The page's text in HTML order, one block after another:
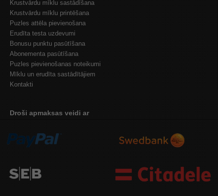
Krustvārdu mīklu sastādīšana
Krustvārdu mīklu printēšana
Puzles attēla pievienošana
Erudīta testa uzdevumi
Bonusu punktu pasūtīšana
Abonementa pasūtīšana
Puzles pievienošanas noteikumi
Mīklu un erudīta sastādītājiem
Kontakti
Droši apmaksas veidi ar